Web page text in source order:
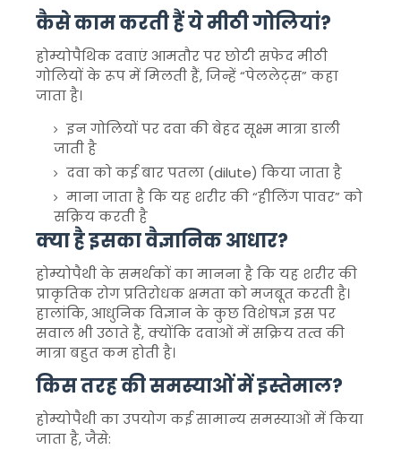
कैसे काम करती हैं ये मीठी गोलियां?
होम्योपैथिक दवाएं आमतौर पर छोटी सफेद मीठी
गोलियों के रूप में मिलती हैं, जिन्हें “पेललेट्स” कहा
जाता है।
इन गोलियों पर दवा की बेहद सूक्ष्म मात्रा डाली
जाती है
दवा को कई बार पतला (dilute) किया जाता है
माना जाता है कि यह शरीर की “हीलिंग पावर” को
सक्रिय करती है
क्या है इसका वैज्ञानिक आधार?
होम्योपैथी के समर्थकों का मानना है कि यह शरीर की
प्राकृतिक रोग प्रतिरोधक क्षमता को मजबूत करती है।
हालांकि, आधुनिक विज्ञान के कुछ विशेषज्ञ इस पर
सवाल भी उठाते हैं, क्योंकि दवाओं में सक्रिय तत्व की
मात्रा बहुत कम होती है।
किस तरह की समस्याओं में इस्तेमाल?
होम्योपैथी का उपयोग कई सामान्य समस्याओं में किया
जाता है, जैसे: